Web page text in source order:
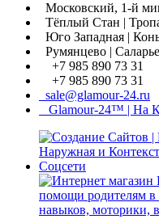
Московский, 1-й
Тёплый Стан |
Юго Западная |
Румянцево |
+7 985 890 73 31
+7 985 890 73 31
sale@glamour-24.ru
Glamour-24™ | На